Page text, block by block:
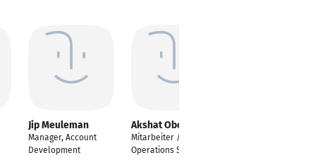
Jip Meuleman
Manager, Account
Development
Akshat Oberoi
Mitarbeiter /
Operations Staff